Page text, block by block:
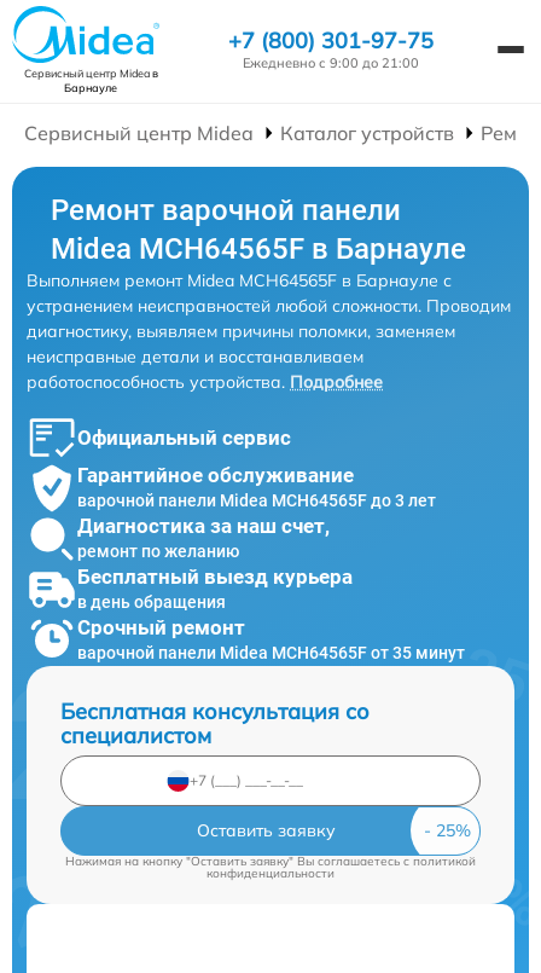
Сервисный центр Mideaв
Барнауле
+7 (800) 301-97-75
Ежедневно с 9:00 до 21:00
Сервисный центр Midea Каталог устройств
Ремонт варочной панели
Midea MCH64565F в Барнауле
Выполняем ремонт Midea MCH64565F в Барнауле с
устранением неисправностей любой сложности. Проводим
диагностику, выявляем причины поломки, заменяем
неисправные детали и восстанавливаем
работоспособность устройства. Подробнее
Официальный сервис
Гарантийное обслуживание
варочной панели Midea MCH64565F до 3 лет
Диагностика за наш счет,
ремонт по желанию
Бесплатный выезд курьера
в день обращения
Срочный ремонт
варочной панели Midea MCH64565F от 35 минут
Бесплатная консультация со
специалистом
Оставить заявку
Нажимая на кнопку "Оставить заявку" Вы соглашаетесь cполитикой
конфиденциальности